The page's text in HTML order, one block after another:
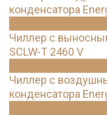
конденсатора
Чиллер с
SCLW-T 2460 V
Чиллер с
конденсатора